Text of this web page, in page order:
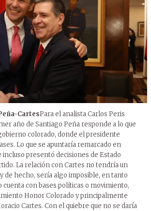
CartesPara el analista Carlos Peris
año de Santiago Peña responde a lo que
colorado, donde el presidente
Lo que se apuntaría remarcado en
incluso presentó decisiones de Estado
La relación con Cartes no tendría un
de hecho, sería algo imposible, en tanto
cuenta con bases políticas o movimiento,
Honor Colorado y principalmente
Cartes. Con el quiebre que no se daría